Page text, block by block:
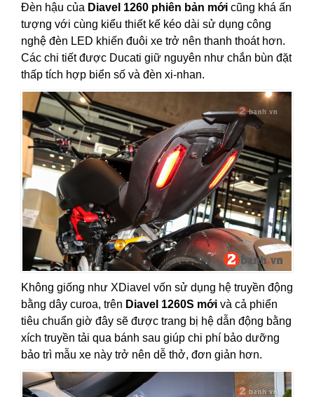
Đèn hậu của Diavel 1260 phiên bản mới cũng khá ấn
tượng với cùng kiểu thiết kế kéo dài sử dụng công
nghệ đèn LED khiến đuôi xe trở nên thanh thoát hơn.
Các chi tiết được Ducati giữ nguyên như chắn bùn đặt
thấp tích hợp biển số và đèn xi-nhan.
Không giống như XDiavel vốn sử dụng hệ truyền động
bằng dây curoa, trên Diavel 1260S mới và cả phiển
tiêu chuẩn giờ đây sẽ được trang bị hệ dẫn động bằng
xích truyền tải qua bánh sau giúp chi phí bảo dưỡng
bảo trì mẫu xe này trở nên dễ thở, đơn giản hơn.